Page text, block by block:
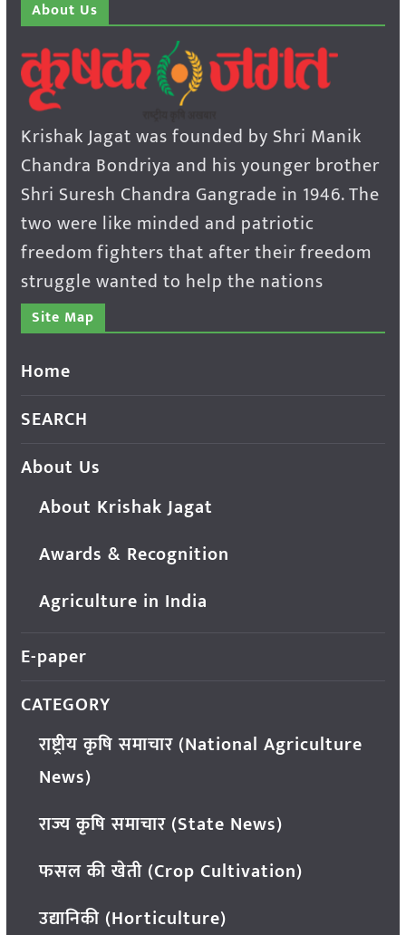
About Us
Krishak Jagat was founded by Shri Manik
Chandra Bondriya and his younger brother
Shri Suresh Chandra Gangrade in 1946. The
two were like minded and patriotic
freedom fighters that after their freedom
struggle wanted to help the nations
Site Map
Home
SEARCH
About Us
About Krishak Jagat
Awards & Recognition
Agriculture in India
E-paper
CATEGORY
राष्ट्रीय कृषि समाचार (National Agriculture
News)
राज्य कृषि समाचार (State News)
फसल की खेती (Crop Cultivation)
उद्यानिकी (Horticulture)